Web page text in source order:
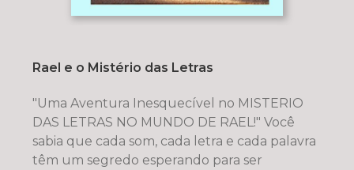
Rael e o Mistério das Letras
"Uma Aventura Inesquecível no MISTERIO
DAS LETRAS NO MUNDO DE RAEL!" Você
sabia que cada som, cada letra e cada palavra
têm um segredo esperando para ser